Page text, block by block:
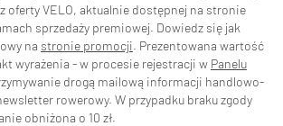
oferty VELO, aktualnie dostępnej na stronie
sprzedaży premiowej. Dowiedz się jak
na stronie promocji. Prezentowana wartość
wyrażenia - w procesie rejestracji w Panelu
drogą mailową informacji handlowo-
rowerowy. W przypadku braku zgody
obniżona o 10 zł.